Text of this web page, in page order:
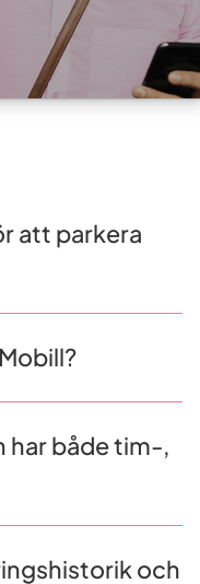
att parkera
har både tim-,
och